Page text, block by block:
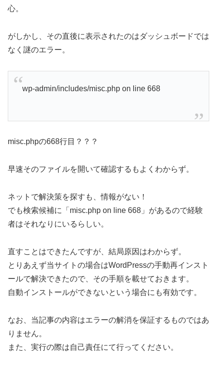
心。
がしかし、その直後に表示されたのはダッシュボードでは
なく謎のエラー。
wp-admin/includes/misc.php on line 668
misc.phpの668行目？？？
早速そのファイルを開いて確認するもよくわからず。
ネットで解決策を探すも、情報がない！
でも検索候補に「misc.php on line 668」があるので経験
者はそれなりにいるらしい。
直すことはできたんですが、結局原因はわからず。
とりあえず当サイトの場合はWordPressの手動再インスト
ールで解決できたので、その手順を載せておきます。
自動インストールができないという場合にも有効です。
なお、当記事の内容はエラーの解消を保証するものではあ
りません。
また、実行の際は自己責任にて行ってください。